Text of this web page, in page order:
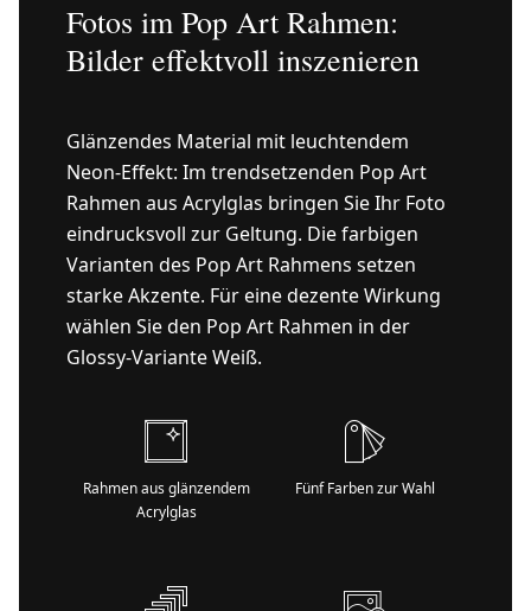
Fotos im Pop Art Rahmen:
Bilder effektvoll inszenieren
Glänzendes Material mit leuchtendem
Neon-Effekt: Im trendsetzenden Pop Art
Rahmen aus Acrylglas bringen Sie Ihr Foto
eindrucksvoll zur Geltung. Die farbigen
Varianten des Pop Art Rahmens setzen
starke Akzente. Für eine dezente Wirkung
wählen Sie den Pop Art Rahmen in der
Glossy-Variante Weiß.
Rahmen aus glänzendem
Acrylglas
Fünf Farben zur Wahl